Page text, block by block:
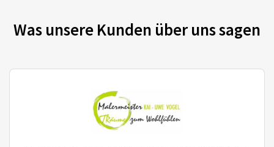
Was unsere Kunden über uns sagen